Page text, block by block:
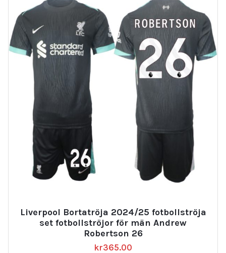
Liverpool Bortatröja 2024/25 fotbollströja
set fotbollströjor för män Andrew
Robertson 26
kr365.00